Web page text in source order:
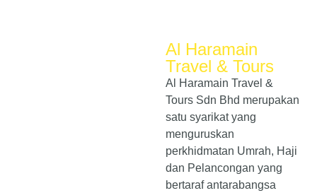
Al Haramain
Travel & Tours
Al Haramain Travel &
Tours Sdn Bhd merupakan
satu syarikat yang
menguruskan
perkhidmatan Umrah, Haji
dan Pelancongan yang
bertaraf antarabangsa